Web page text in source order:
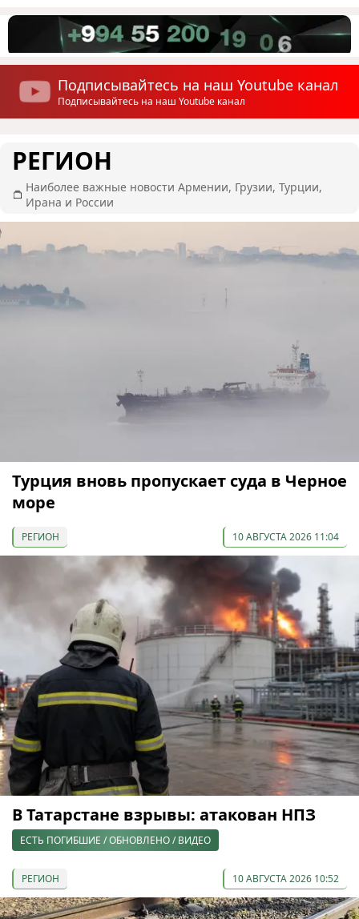
Подписывайтесь на наш Youtube канал
Подписывайтесь на наш Youtube канал
РЕГИОН
Наиболее важные новости Армении, Грузии, Турции,
Ирана и России
Турция вновь пропускает суда в Черное
море
РЕГИОН 10 АВГУСТА 2026 11:04
В Татарстане взрывы: атакован НПЗ
ЕСТЬ ПОГИБШИЕ / ОБНОВЛЕНО / ВИДЕО
РЕГИОН 10 АВГУСТА 2026 10:52